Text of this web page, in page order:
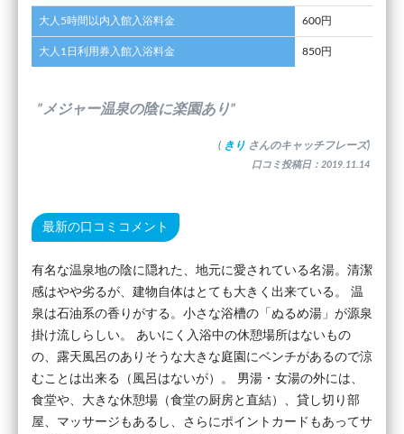
大人5時間以内入館入浴料金 600円
大人1日利用券入館入浴料金 850円
”メジャー温泉の陰に楽園あり”
( きり さんのキャッチフレーズ)
口コミ投稿日：2019.11.14
最新の口コミコメント
有名な温泉地の陰に隠れた、地元に愛されている名湯。清潔
感はやや劣るが、建物自体はとても大きく出来ている。 温
泉は石油系の香りがする。小さな浴槽の「ぬるめ湯」が源泉
掛け流しらしい。 あいにく入浴中の休憩場所はないもの
の、露天風呂のありそうな大きな庭園にベンチがあるので涼
むことは出来る（風呂はないが）。 男湯・女湯の外には、
食堂や、大きな休憩場（食堂の厨房と直結）、貸し切り部
屋、マッサージもあるし、さらにポイントカードもあってサ